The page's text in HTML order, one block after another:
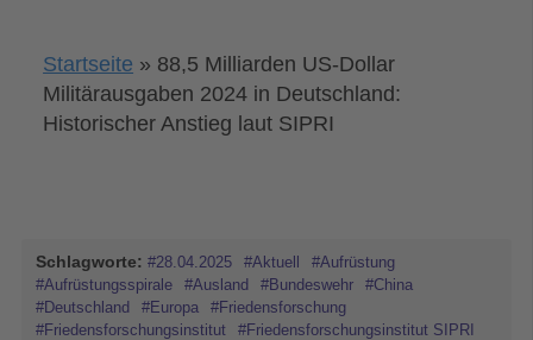
Startseite » 88,5 Milliarden US-Dollar
Militärausgaben 2024 in Deutschland:
Historischer Anstieg laut SIPRI
Schlagworte: #28.04.2025 #Aktuell
#Aufrüstung
#Aufrüstungsspirale
#Ausland #Bundeswehr
#China
#Deutschland
#Europa
#Friedensforschung
#Friedensforschungsinstitut
#Friedensforschungsinstitut SIPRI